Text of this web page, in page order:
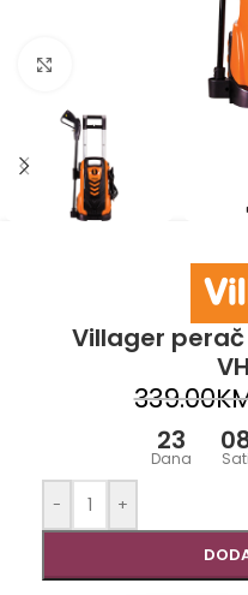
Villager
339.00
23
Dana Sati
- +